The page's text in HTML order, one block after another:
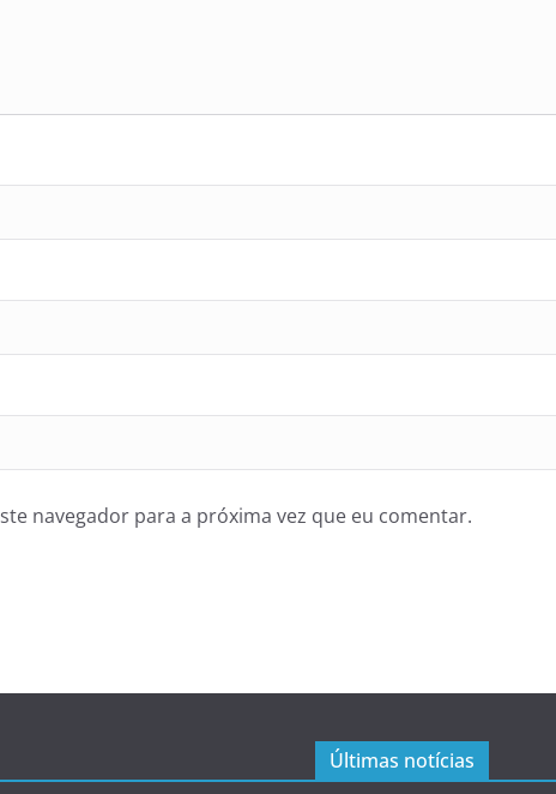
navegador para a próxima vez que eu comentar.
Últimas notícias